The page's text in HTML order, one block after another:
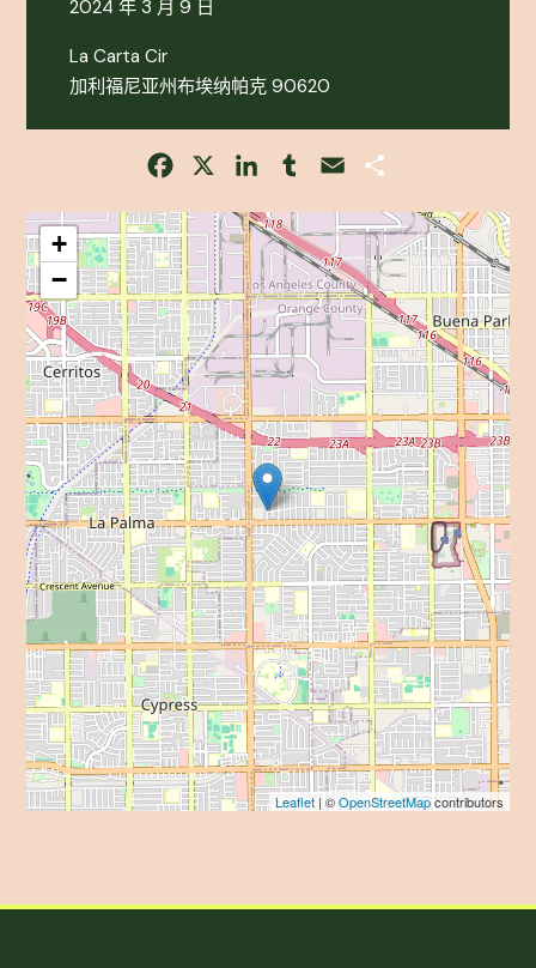
2024 年 3 月 9 日
La Carta Cir
加利福尼亚州布埃纳帕克 90620
Facebook LinkedInTumblrEmail
+
−
Leaflet| ©OpenStreetMapcontributors